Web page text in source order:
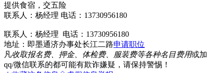
提供食宿，交五险
联系人：杨经理 电话：13730956180
联系人：杨经理 电话：13730956180
地址：即墨通济办事处长江二路申请职位
凡收取报名费、押金、体检费、服装费等各种名目费用或加
qq/微信联系的都可能有欺诈嫌疑，请保持警惕！